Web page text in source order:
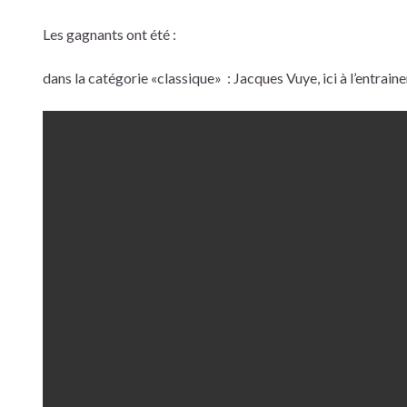
Les gagnants ont été :
dans la catégorie «classique» : Jacques Vuye, ici à